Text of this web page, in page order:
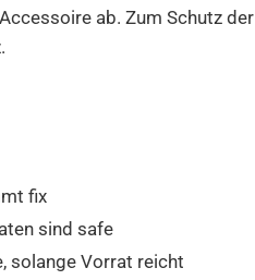
ab. Zum Schutz der
fix
sind safe
solange Vorrat reicht